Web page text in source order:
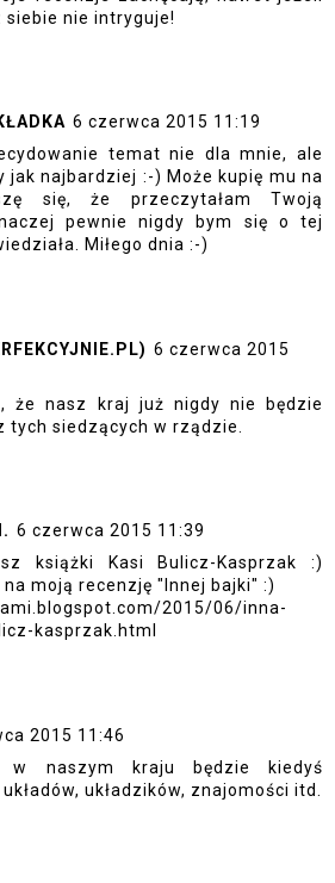
siebie nie intryguje!
6 czerwca 2015 11:19
temat nie dla mnie, ale
jak najbardziej :-) Może kupię mu na
się, że przeczytałam Twoją
pewnie nigdy bym się o tej
Miłego dnia :-)
6 czerwca 2015
że nasz kraj już nigdy nie będzie
tych siedzących w rządzie.
6 czerwca 2015 11:39
książki Kasi Bulicz-Kasprzak :)
moją recenzję "Innej bajki" :)
2015/06/inna-
kasprzak.html
2015 11:46
w naszym kraju będzie kiedyś
układzików, znajomości itd.